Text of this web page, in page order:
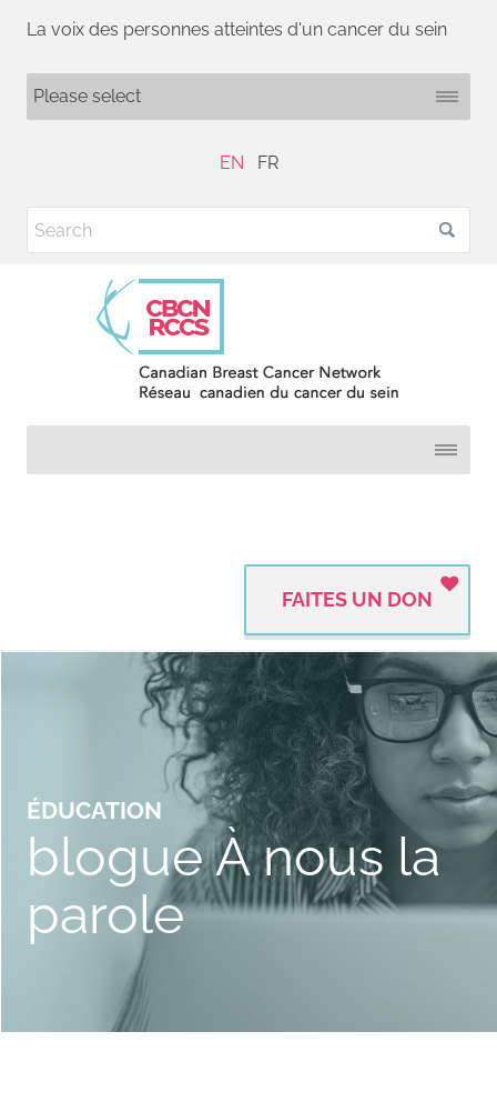
La voix des personnes atteintes d'un cancer du sein
EN FR
FAITES UN DON
ÉDUCATION
blogue À nous la
parole